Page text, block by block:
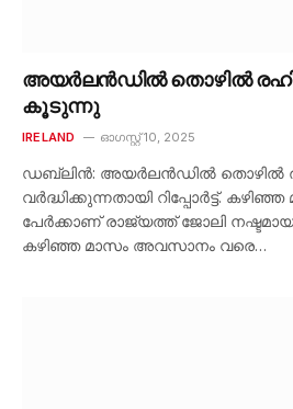
അയർലൻഡിൽ തൊഴിൽ
കൂടുന്നു
IRELAND ഓഗസ്റ്റ്‌ 10, 2025
ഡബ്ലിൻ: അയർലൻഡിൽ തൊഴിൽ
വർദ്ധിക്കുന്നതായി റിപ്പോർട്ട്.
പേർക്കാണ് രാജ്യത്ത് ജോലി
കഴിഞ്ഞ മാസം അവസാനം വരെ…